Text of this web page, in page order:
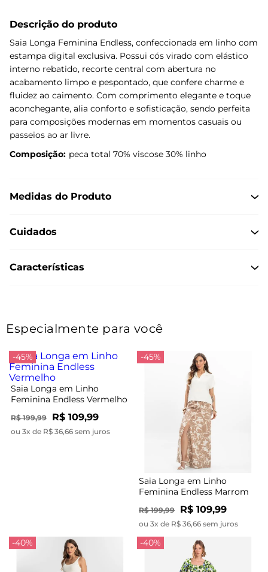
Descrição do produto
Saia Longa Feminina Endless, confeccionada em linho com
estampa digital exclusiva. Possui cós virado com elástico
interno rebatido, recorte central com abertura no
acabamento limpo e pespontado, que confere charme e
fluidez ao caimento. Com comprimento elegante e toque
aconchegante, alia conforto e sofisticação, sendo perfeita
para composições modernas em momentos casuais ou
passeios ao ar livre.
Composição: peca total 70% viscose 30% linho
Medidas do Produto
Cuidados
Características
Especialmente para você
-45%
Saia Longa em Linho
Feminina Endless Vermelho
R$ 199,99 R$ 109,99
ou 3x de R$ 36,66 sem juros
-45%
Saia Longa em Linho
Feminina Endless Marrom
R$ 199,99 R$ 109,99
ou 3x de R$ 36,66 sem juros
-40% -40%